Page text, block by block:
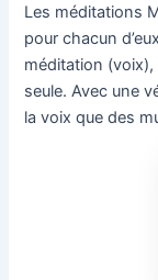
Les méditations
pour chacun
méditation
seule. Avec une
la voix que des